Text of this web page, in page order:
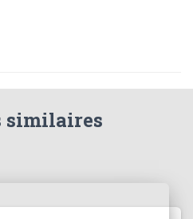
similaires